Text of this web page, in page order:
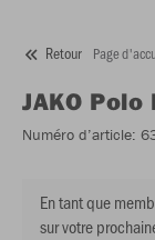
Retour Page
JAKO Polo
Numéro d’article:
En tant que
sur votre